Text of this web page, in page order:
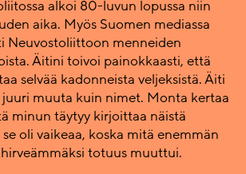
alkoi 80-luvun lopussa niin
aika. Myös Suomen mediassa
Neuvostoliittoon menneiden
Äitini toivoi painokkaasti, että
selvää kadonneista veljeksistä. Äiti
muuta kuin nimet. Monta kertaa
minun täytyy kirjoittaa näistä
oli vaikeaa, koska mitä enemmän
hirveämmäksi totuus muuttui.